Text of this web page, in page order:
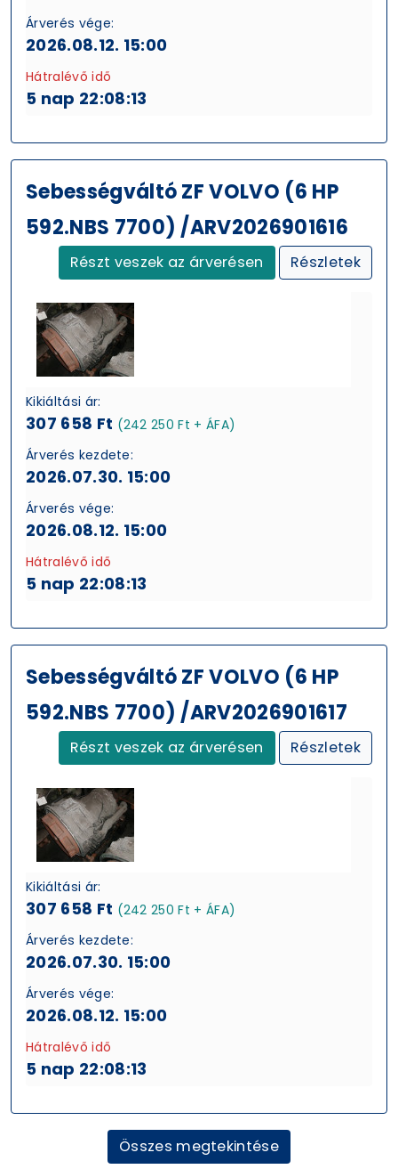
Árverés vége:
2026.08.12. 15:00
Hátralévő idő
5 nap 22:08:13
Sebességváltó ZF VOLVO (6 HP
592.NBS 7700) /ARV2026901616
Részt veszek az árverésen Részletek
Kikiáltási ár:
307 658 Ft (242 250 Ft + ÁFA)
Árverés kezdete:
2026.07.30. 15:00
Árverés vége:
2026.08.12. 15:00
Hátralévő idő
5 nap 22:08:13
Sebességváltó ZF VOLVO (6 HP
592.NBS 7700) /ARV2026901617
Részt veszek az árverésen Részletek
Kikiáltási ár:
307 658 Ft (242 250 Ft + ÁFA)
Árverés kezdete:
2026.07.30. 15:00
Árverés vége:
2026.08.12. 15:00
Hátralévő idő
5 nap 22:08:13
Összes megtekintése